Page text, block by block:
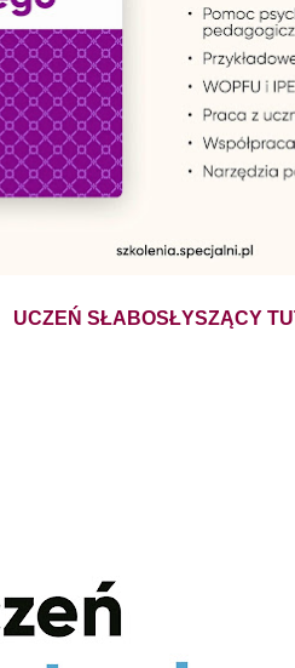
UCZEŃ SŁABOSŁYSZĄCY